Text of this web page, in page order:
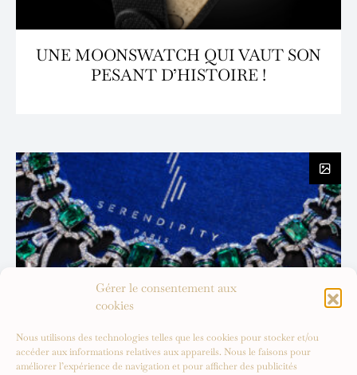
Gérer le consentement aux
cookies
Nous utilisons des technologies telles que les cookies pour stocker et/ou
accéder aux informations relatives aux appareils. Nous le faisons pour
améliorer l’expérience de navigation et pour afficher des publicités
UNE MOONSWATCH QUI VAUT SON
PESANT D’HISTOIRE !